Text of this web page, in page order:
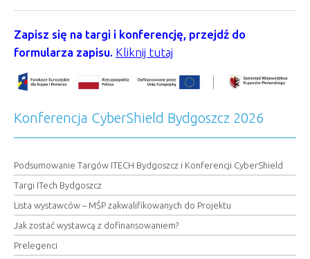
Zapisz się na targi i konferencję, przejdź do
formularza zapisu. Kliknij tutaj
Konferencja CyberShield Bydgoszcz 2026
Podsumowanie Targów ITECH Bydgoszcz i Konferencji CyberShield
Targi ITech Bydgoszcz
Lista wystawców – MŚP zakwalifikowanych do Projektu
Jak zostać wystawcą z dofinansowaniem?
Prelegenci